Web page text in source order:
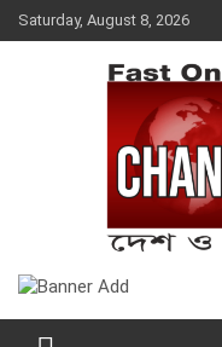
Skip
to
Saturday, August 8, 2026
Fast